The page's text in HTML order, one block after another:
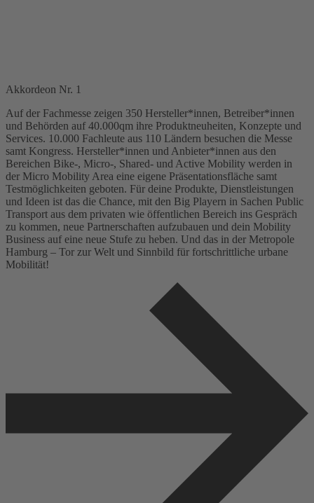
Akkordeon Nr. 1
Auf der Fachmesse zeigen 350 Hersteller*innen, Betreiber*innen
und Behörden auf 40.000qm ihre Produktneuheiten, Konzepte und
Services. 10.000 Fachleute aus 110 Ländern besuchen die Messe
samt Kongress. Hersteller*innen und Anbieter*innen aus den
Bereichen Bike-, Micro-, Shared- und Active Mobility werden in
der Micro Mobility Area eine eigene Präsentationsfläche samt
Testmöglichkeiten geboten. Für deine Produkte, Dienstleistungen
und Ideen ist das die Chance, mit den Big Playern in Sachen Public
Transport aus dem privaten wie öffentlichen Bereich ins Gespräch
zu kommen, neue Partnerschaften aufzubauen und dein Mobility
Business auf eine neue Stufe zu heben. Und das in der Metropole
Hamburg – Tor zur Welt und Sinnbild für fortschrittliche urbane
Mobilität!